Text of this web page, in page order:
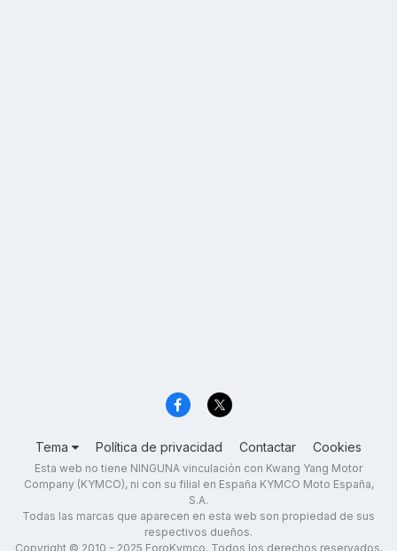
Tema Política de privacidad Contactar Cookies
Esta web no tiene NINGUNA vinculación con Kwang Yang Motor
Company (KYMCO), ni con su filial en España KYMCO Moto España,
S.A.
Todas las marcas que aparecen en esta web son propiedad de sus
respectivos dueños.
Copyright © 2010 - 2025 ForoKymco. Todos los derechos reservados.